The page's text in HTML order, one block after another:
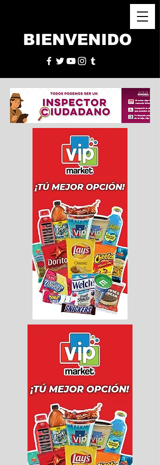
BIENVENIDO